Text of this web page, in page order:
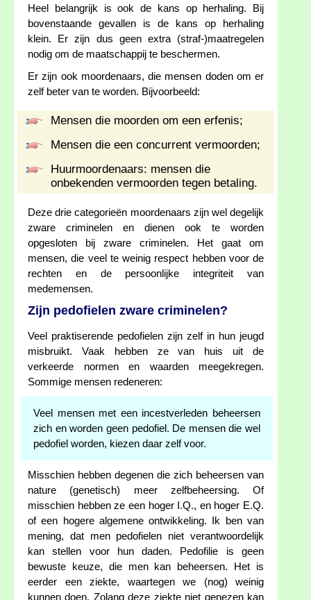
Heel belangrijk is ook de kans op herhaling. Bij
bovenstaande gevallen is de kans op herhaling
klein. Er zijn dus geen extra (straf-)maatregelen
nodig om de maatschappij te beschermen.
Er zijn ook moordenaars, die mensen doden om er
zelf beter van te worden. Bijvoorbeeld:
Mensen die moorden om een erfenis;
Mensen die een concurrent vermoorden;
Huurmoordenaars: mensen die
onbekenden vermoorden tegen betaling.
Deze drie categorieën moordenaars zijn wel degelijk
zware criminelen en dienen ook te worden
opgesloten bij zware criminelen. Het gaat om
mensen, die veel te weinig respect hebben voor de
rechten en de persoonlijke integriteit van
medemensen.
Zijn pedofielen zware criminelen?
Veel praktiserende pedofielen zijn zelf in hun jeugd
misbruikt. Vaak hebben ze van huis uit de
verkeerde normen en waarden meegekregen.
Sommige mensen redeneren:
Veel mensen met een incestverleden beheersen
zich en worden geen pedofiel. De mensen die wel
pedofiel worden, kiezen daar zelf voor.
Misschien hebben degenen die zich beheersen van
nature (genetisch) meer zelfbeheersing. Of
misschien hebben ze een hoger I.Q., en hoger E.Q.
of een hogere algemene ontwikkeling. Ik ben van
mening, dat men pedofielen niet verantwoordelijk
kan stellen voor hun daden. Pedofilie is geen
bewuste keuze, die men kan beheersen. Het is
eerder een ziekte, waartegen we (nog) weinig
kunnen doen. Zolang deze ziekte niet genezen kan